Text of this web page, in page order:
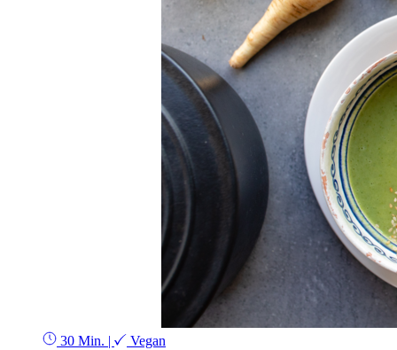
30 Min. | Vegan